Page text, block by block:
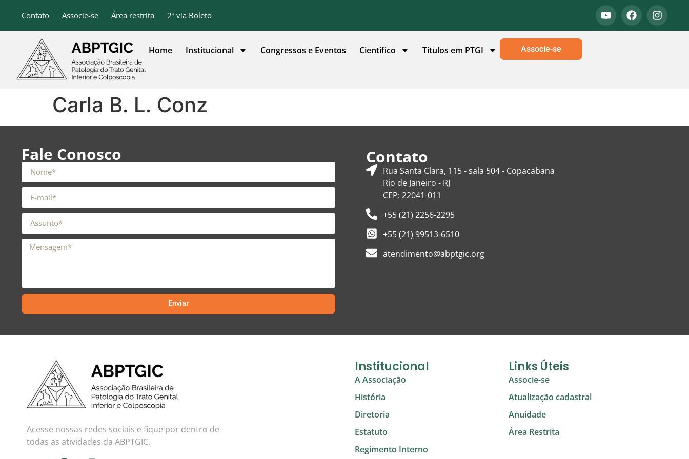
conteúdo
Contato Associe-se Área restrita 2ª via Boleto
Home Institucional Congressos e Eventos Científico Títulos em PTGI Associe-se
Carla B. L. Conz
Fale Conosco
Enviar
Contato
Rua Santa Clara, 115 - sala 504 - Copacabana
Rio de Janeiro - RJ
CEP: 22041-011
+55 (21) 2256-2295
+55 (21) 99513-6510
atendimento@abptgic.org
Acesse nossas redes sociais e fique por dentro de
todas as atividades da ABPTGIC.
Institucional
A Associação
História
Diretoria
Estatuto
Regimento Interno
Links Úteis
Associe-se
Atualização cadastral
Anuidade
Área Restrita